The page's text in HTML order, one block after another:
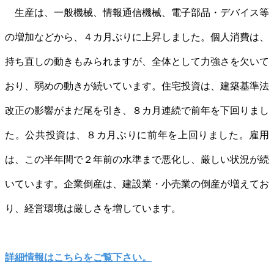
生産は、一般機械、情報通信機械、電子部品・デバイス等
の増加などから、４カ月ぶりに上昇しました。個人消費は、
持ち直しの動きもみられますが、全体として力強さを欠いて
おり、弱めの動きが続いています。住宅投資は、建築基準法
改正の影響がまだ尾を引き、８カ月連続で前年を下回りまし
た。公共投資は、８カ月ぶりに前年を上回りました。雇用
は、この半年間で２年前の水準まで悪化し、厳しい状況が続
いています。企業倒産は、建設業・小売業の倒産が増えてお
り、経営環境は厳しさを増しています。
詳細情報はこちらをご覧下さい。